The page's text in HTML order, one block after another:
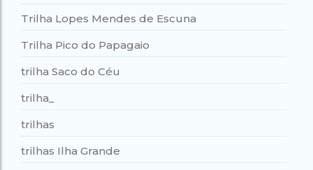
Trilha Lopes Mendes de Escuna
Trilha Pico do Papagaio
trilha Saco do Céu
trilha_
trilhas
trilhas Ilha Grande